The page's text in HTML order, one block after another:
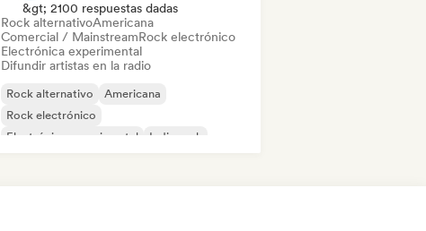
&gt; 2100 respuestas dadas
Rock alternativoAmericana
Comercial / MainstreamRock electrónico
Electrónica experimental
Difundir artistas en la radio
Rock alternativo
Americana
Rock electrónico
Electrónica experimental
Indie rock